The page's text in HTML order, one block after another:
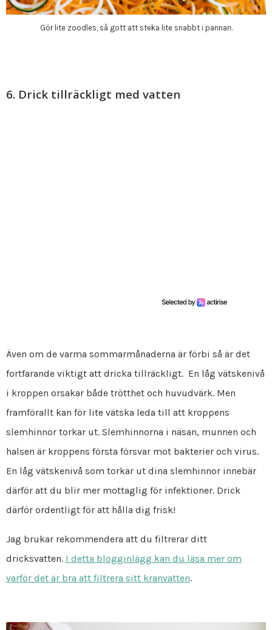
Gör lite zoodles, så gott att steka lite snabbt i pannan.
6. Drick tillräckligt med vatten
Även om de varma sommarmånaderna är förbi så är det
fortfarande viktigt att dricka tillräckligt. En låg vätskenivå
i kroppen orsakar både trötthet och huvudvärk. Men
framförallt kan för lite vätska leda till att kroppens
slemhinnor torkar ut. Slemhinnorna i näsan, munnen och
halsen är kroppens första försvar mot bakterier och virus.
En låg vätskenivå som torkar ut dina slemhinnor innebär
därför att du blir mer mottaglig för infektioner. Drick
därför ordentligt för att hålla dig frisk!
Jag brukar rekommendera att du filtrerar ditt
dricksvatten. I detta blogginlägg kan du läsa mer om
varför det är bra att filtrera sitt kranvatten.